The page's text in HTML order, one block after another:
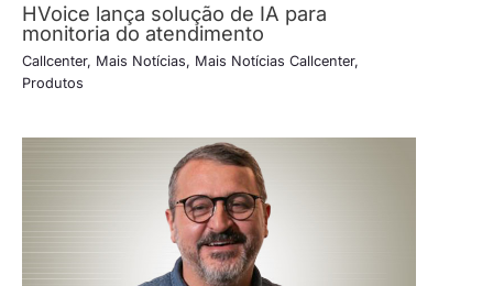
HVoice lança solução de IA para
monitoria do atendimento
Callcenter, Mais Notícias, Mais Notícias Callcenter,
Produtos